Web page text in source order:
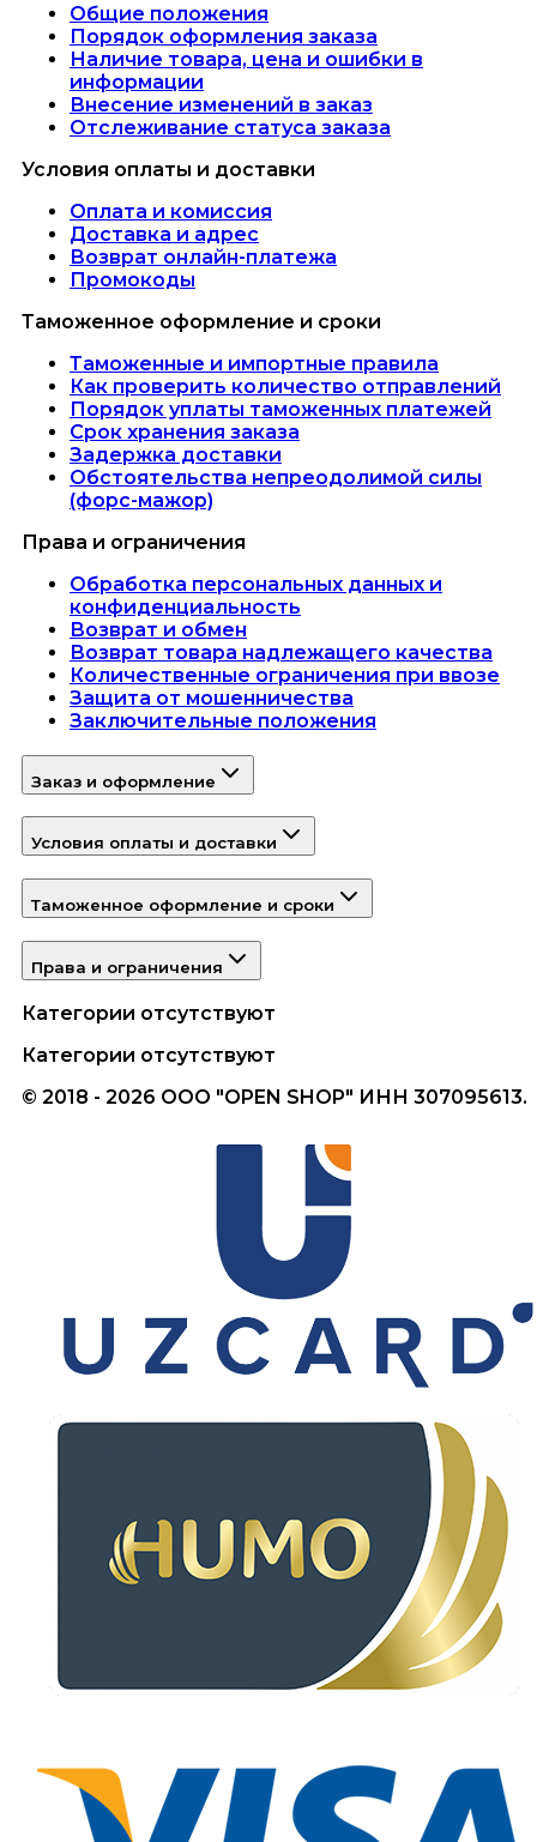
Общие положения
Порядок оформления заказа
Наличие товара, цена и ошибки в
информации
Внесение изменений в заказ
Отслеживание статуса заказа
Условия оплаты и доставки
Оплата и комиссия
Доставка и адрес
Возврат онлайн-платежа
Промокоды
Таможенное оформление и сроки
Таможенные и импортные правила
Как проверить количество отправлений
Порядок уплаты таможенных платежей
Срок хранения заказа
Задержка доставки
Обстоятельства непреодолимой силы
(форс-мажор)
Права и ограничения
Обработка персональных данных и
конфиденциальность
Возврат и обмен
Возврат товара надлежащего качества
Количественные ограничения при ввозе
Защита от мошенничества
Заключительные положения
Заказ и оформление
Условия оплаты и доставки
Таможенное оформление и сроки
Права и ограничения
Категории отсутствуют
Категории отсутствуют
© 2018 - 2026 ООО "OPEN SHOP" ИНН 307095613.